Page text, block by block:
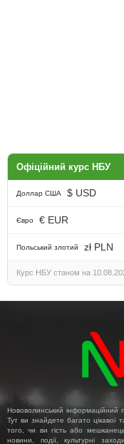
Офіційний курс НБУ
Доллар США $ USD
Євро € EUR
Польський злотий zł PLN
Курс НБУ станом на
Нововолинський інформаційний
Тут ви знайдете багато цікавої
того, чи ви гість або
новини, події, культурні